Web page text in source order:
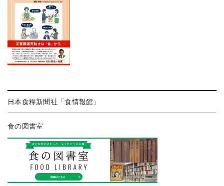
日本食糧新聞社「食情報館」
食の図書室